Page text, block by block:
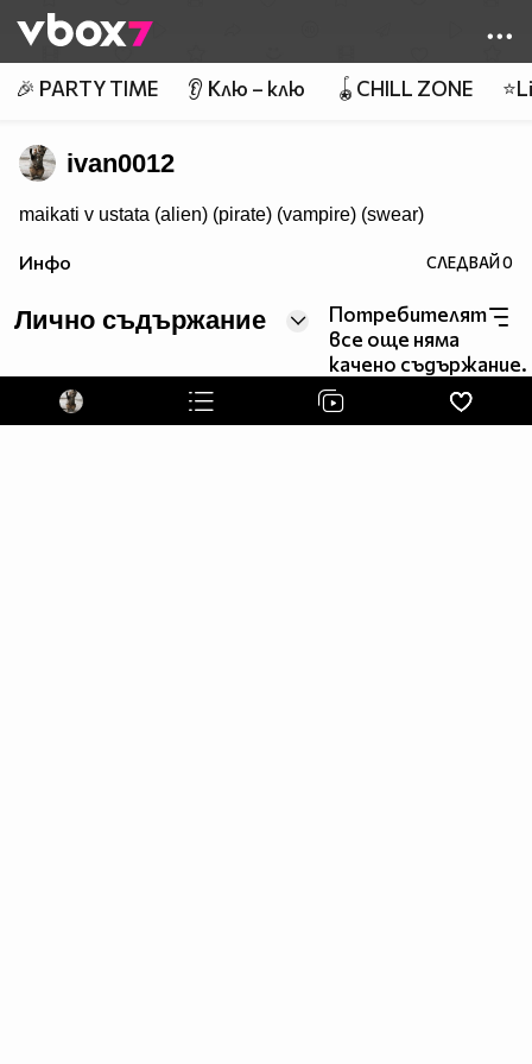
👾
🎉 PARTY TIME 👂 Клю – клю 🪀CHILL ZONE
ivan0012
maikati v ustata (alien) (pirate) (vampire) (swear)
Инфо СЛЕДВАЙ0
Лично съдържание
Потребителят
все още няма
качено съдържание.